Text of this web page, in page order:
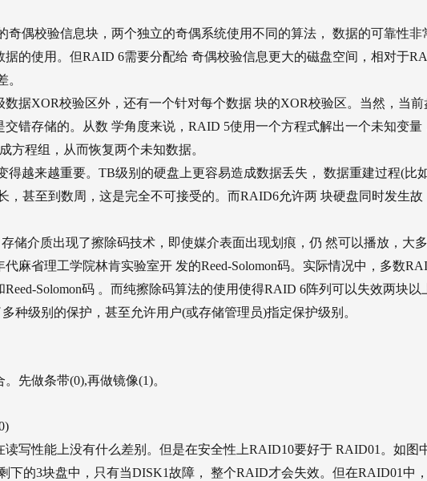
奇偶校验信息块，两个独立的奇偶系统使用不同的算法， 数据的可靠性非
的使用。但RAID 6需要分配给 奇偶校验信息更大的磁盘空间，相对于
。
据XOR校验区外，还有一个针对每个数据 块的XOR校验区。当然，当前
错存储的。从数 学角度来说，RAID 5使用一个方程式解出一个未知变量
方程组，从而恢复两个未知数据。
得越来越重要。TB级别的硬盘上更容易造成数据丢失， 数据重建过程(比
，甚至到数周，这是完全不可接受的。而RAID6允许两 块硬盘同时发生故
储介质出现了擦除码技术，即使媒介表面出现划痕，仍 然可以播放，大
麻省理工学院林肯实验室开 发的Reed-Solomon码。实际情况中，多数
Solomon码 。而纯擦除码算法的使用使得RAID 6阵列可以失效两块以
种级别的保护，甚至允许用户(或存储管理员)指定保护级别。
先做条带(0),再做镜像(1)。
写性能上没有什么差别。但是在安全性上RAID10要好于 RAID01。如图
下的3块盘中，只有当DISK1故障， 整个RAID才会失效。但在RAID01中，